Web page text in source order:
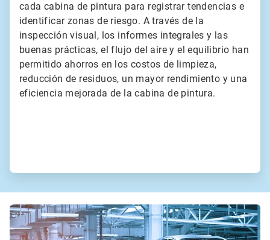
cada cabina de pintura para registrar tendencias e
identificar zonas de riesgo. A través de la
inspección visual, los informes integrales y las
buenas prácticas, el flujo del aire y el equilibrio han
permitido ahorros en los costos de limpieza,
reducción de residuos, un mayor rendimiento y una
eficiencia mejorada de la cabina de pintura.